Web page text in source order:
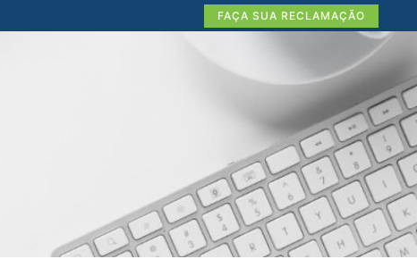
FAÇA SUA RECLAMAÇÃO